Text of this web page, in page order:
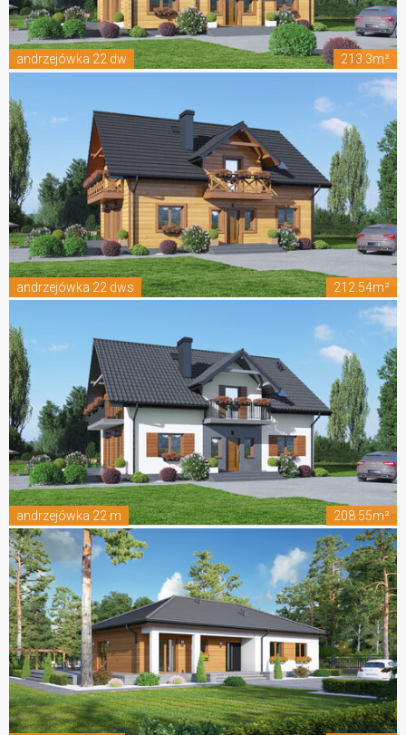
andrzejówka 22 dw 213.3m²
andrzejówka 22 dws 212.54m²
andrzejówka 22 m 208.55m²